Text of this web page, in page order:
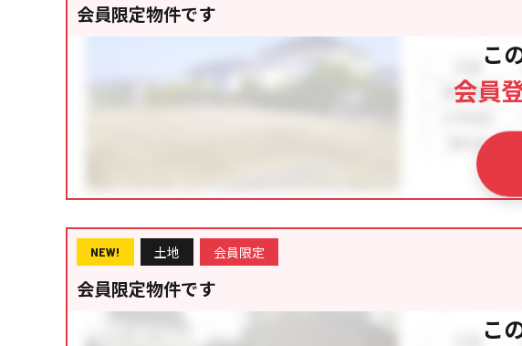
会員限定物件です
こ
会員
NEW! 土地 会員限定
会員限定物件です
こ